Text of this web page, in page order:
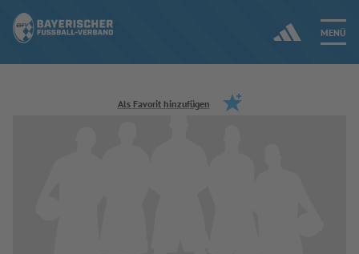
MENÜ
Jetzt einloggen
Als Favorit hinzufügen